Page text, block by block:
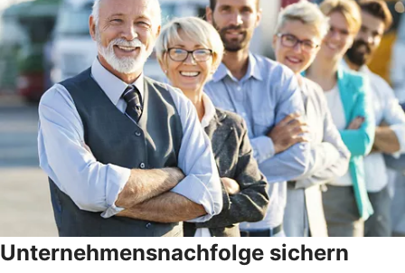
Unternehmensnachfolge sichern